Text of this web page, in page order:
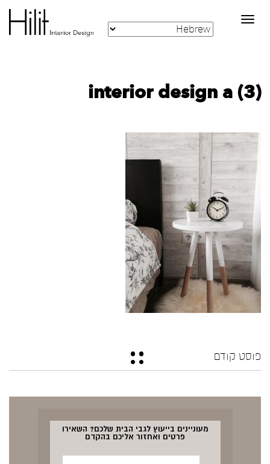
Toggle
navigation
interior design a (3)
פוסט קודם
מעוניינים בייעוץ לגבי הבית שלכם? השאירו
פרטים ואחזור אליכם בהקדם